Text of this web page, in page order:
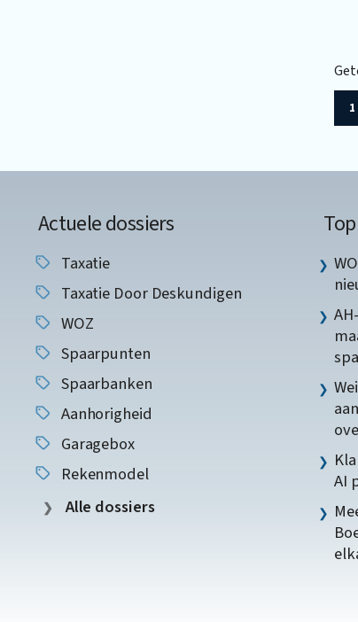
1
Actuele dossiers
Taxatie
Taxatie Door Deskundigen
WOZ
Spaarpunten
Spaarbanken
Aanhorigheid
Garagebox
Rekenmodel
Alle dossiers
AI